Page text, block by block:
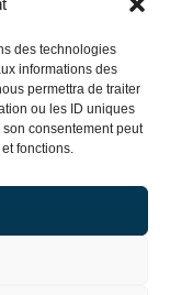
des technologies
informations des
permettra de traiter
ou les ID uniques
consentement peut
fonctions.
réservés